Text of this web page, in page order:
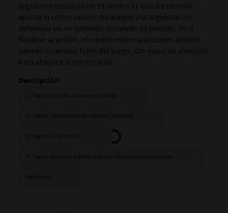
jugadores disputan un 11 contra 11 que les permite
ajustar la construcción del ataque y la organización
defensiva en un contexto simulado de partido. Para
finalizar la sesión, el equipo entrena acciones a balón
parado en ambas fases del juego, con especial atención
a los ataques al primer palo.
Descripción